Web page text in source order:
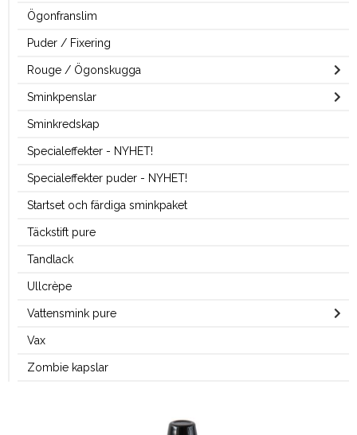
Ögonfranslim
Puder / Fixering
Rouge / Ögonskugga
Sminkpenslar
Sminkredskap
Specialeffekter - NYHET!
Specialeffekter puder - NYHET!
Startset och färdiga sminkpaket
Täckstift pure
Tandlack
Ullcrèpe
Vattensmink pure
Vax
Zombie kapslar